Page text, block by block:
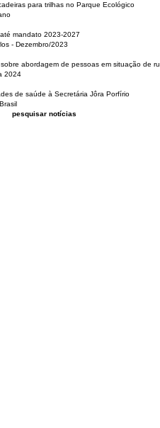
para trilhas no Parque Ecológico
mandato 2023-2027
- Dezembro/2023
abordagem de pessoas em situação de
2024
de saúde à Secretária Jôra Porfírio
pesquisar notícias